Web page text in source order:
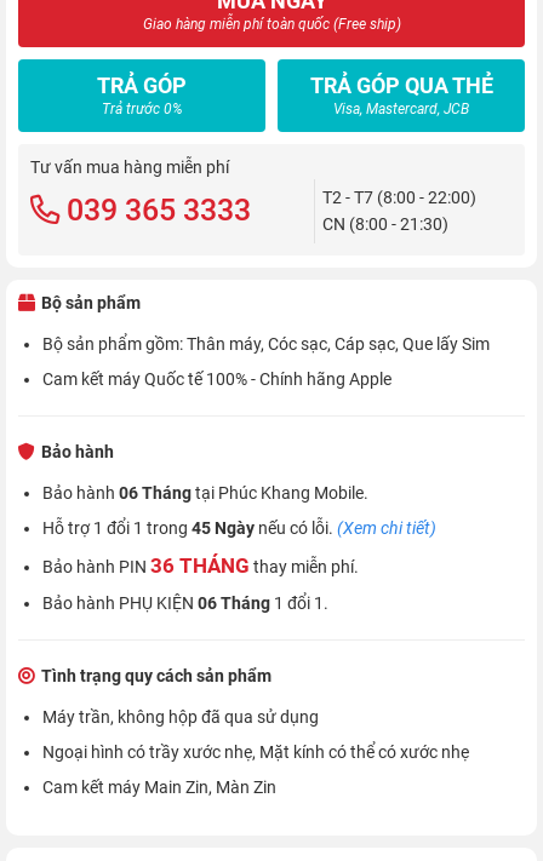
Giao hàng miễn phí toàn quốc (Free ship)
TRẢ GÓP
Trả trước 0%
TRẢ GÓP QUA THẺ
Visa, Mastercard, JCB
Tư vấn mua hàng miễn phí
039 365 3333
T2 - T7 (8:00 - 22:00)
CN (8:00 - 21:30)
Bộ sản phẩm
Bộ sản phẩm gồm: Thân máy, Cóc sạc, Cáp sạc, Que lấy Sim
Cam kết máy Quốc tế 100% - Chính hãng Apple
Bảo hành
Bảo hành 06 Thángtại Phúc Khang Mobile.
Hỗ trợ 1 đổi 1 trong 45 Ngày nếu có lỗi. (Xem chi tiết)
Bảo hành PIN 36 THÁNG thay miễn phí.
Bảo hành PHỤ KIỆN 06 Tháng 1 đổi 1.
Tình trạng quy cách sản phẩm
Máy trần, không hộp đã qua sử dụng
Ngoại hình có trầy xước nhẹ, Mặt kính có thể có xước nhẹ
Cam kết máy Main Zin, Màn Zin